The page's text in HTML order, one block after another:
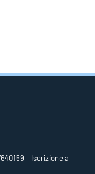
– Iscrizione al